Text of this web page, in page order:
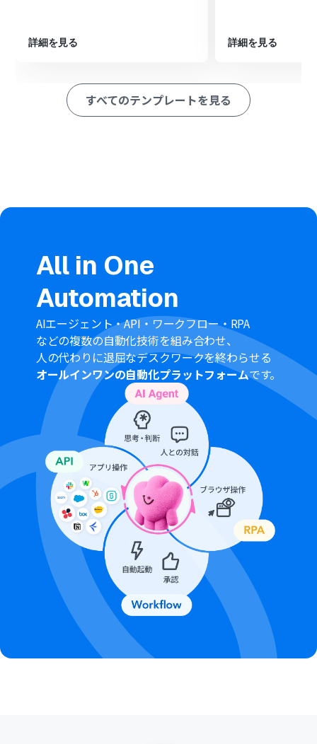
ション
APIキーを設定してください。これにより、使用するアカ
ウントに応じた操作が可能になります。
となっております。フリープラン・ミニプランの場合は設
間の無料トライアルを行うことが可能です。無料トライア
ル中には制限対象のアプリや機能（オペレーション）を
使用することができます。
詳細を見る 詳細を見る
すべてのテンプレートを見る
All in One
Automation
AIエージェント・API・ワークフロー・RPA
などの複数の自動化技術を組み合わせ、
人の代わりに退屈なデスクワークを終わらせる
オールインワンの自動化プラットフォームです。